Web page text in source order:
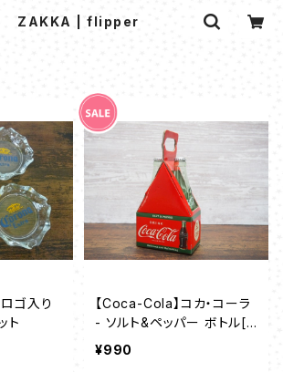
ZAKKA | flipper
ゴ入り
ト
【Coca-Cola】コカ・コーラ
- ソルト&ペッパー ボトル[P
JD-SP01]
¥990